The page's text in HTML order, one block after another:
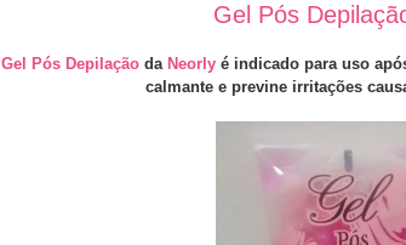
Gel Pós
Gel Pós Depilaçãoda Neorlyé indicado para uso
calmante e previne irritações